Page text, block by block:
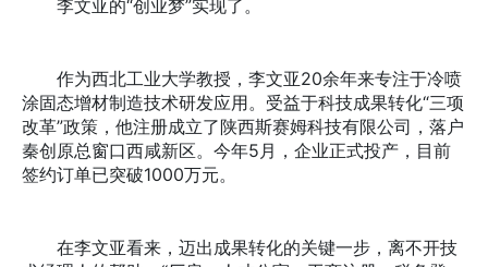
李文亚的“创业梦”实现了。
作为西北工业大学教授，李文亚20余年来专注于冷喷
涂固态增材制造技术研发应用。受益于科技成果转化“三项
改革”政策，他注册成立了陕西斯赛姆科技有限公司，落户
秦创原总窗口西咸新区。今年5月，企业正式投产，目前
签约订单已突破1000万元。
在李文亚看来，迈出成果转化的关键一步，离不开技